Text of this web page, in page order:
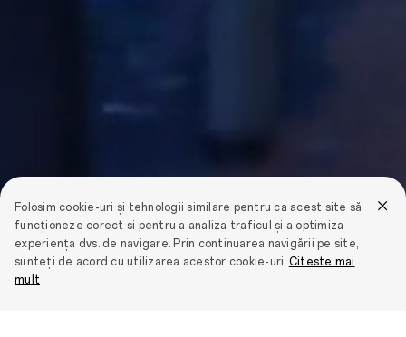
Folosim cookie-uri și tehnologii similare pentru ca acest site să
funcționeze corect și pentru a analiza traficul și a optimiza
experiența dvs. de navigare. Prin continuarea navigării pe site,
sunteți de acord cu utilizarea acestor cookie-uri. Citeste mai
mult